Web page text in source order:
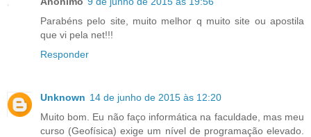
Parabéns pelo site, muito melhor q muito site ou apostila
que vi pela net!!!
Responder
Unknown 14 de junho de 2015 às 12:20
Muito bom. Eu não faço informática na faculdade, mas meu
curso (Geofísica) exige um nível de programação elevado.